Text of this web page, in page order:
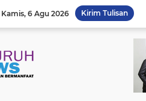
Kamis 6 Agu 2026 Kirim Tulisan